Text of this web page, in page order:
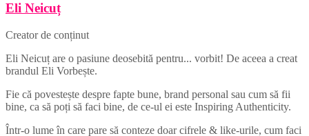
Eli Neicuț
Creator de conținut
Eli Neicuț are o pasiune deosebită pentru... vorbit! De aceea a creat
brandul Eli Vorbește.
Fie că povestește despre fapte bune, brand personal sau cum să fii
bine, ca să poți să faci bine, de ce-ul ei este Inspiring Authenticity.
Într-o lume în care pare să conteze doar cifrele & like-urile, cum faci